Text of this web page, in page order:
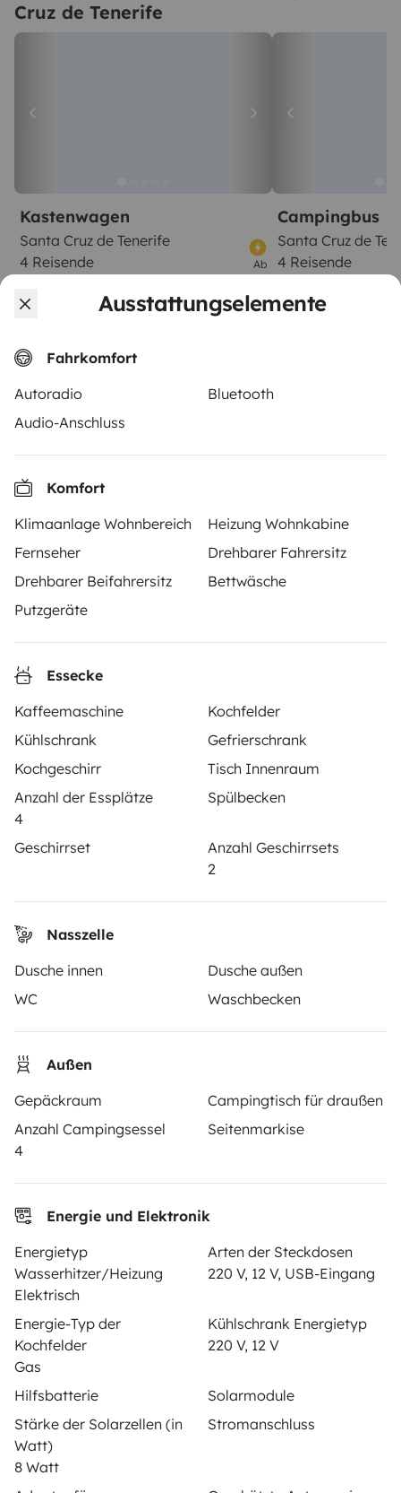
Ausstattungselemente
Fahrkomfort
Autoradio
Bluetooth
Audio-Anschluss
Komfort
Klimaanlage Wohnbereich
Heizung Wohnkabine
Fernseher
Drehbarer Fahrersitz
Drehbarer Beifahrersitz
Bettwäsche
Putzgeräte
Essecke
Kaffeemaschine
Kochfelder
Kühlschrank
Gefrierschrank
Kochgeschirr
Tisch Innenraum
Anzahl der Essplätze
4
Spülbecken
Geschirrset
Anzahl Geschirrsets
2
Nasszelle
Dusche innen
Dusche außen
WC
Waschbecken
Außen
Gepäckraum
Campingtisch für draußen
Anzahl Campingsessel
4
Seitenmarkise
Energie und Elektronik
Energietyp
Wasserhitzer/Heizung
Elektrisch
Arten der Steckdosen
220 V, 12 V, USB-Eingang
Energie-Typ der
Kochfelder
Gas
Kühlschrank Energietyp
220 V, 12 V
Hilfsbatterie
Solarmodule
Stärke der Solarzellen (in
Watt)
8 Watt
Stromanschluss
Cruz de Tenerife
Kastenwagen
Santa Cruz de Tenerife
4 Reisende
Ab
Campingbus
Santa Cruz de
4 Reisende
Ab
Yescapa ist eine Plattform, die das Mieten von
Wohnmobilen und Campern zwischen Privatpersonen
einfach und sicher macht. Wir agieren als Vermittler
und bieten eine schlüsselfertige Lösung für Menschen,
die Wohnmobile von privat mieten möchten.
Shops
Instagram
X Facebook
WOHNMOBIL MIETEN
Die Bewertungen unserer User
VERMIETER
Wohnmobil vermieten
Mietversicherung
Mietpannenhilfe
Hilfe für Vermieter
Sichere Zahlungsweisen Ratenzahlung